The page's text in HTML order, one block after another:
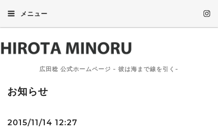
メニュー
広田稔 公式ホームページ - 彼は海まで線を引く-
お知らせ
2015/11/14 12:27